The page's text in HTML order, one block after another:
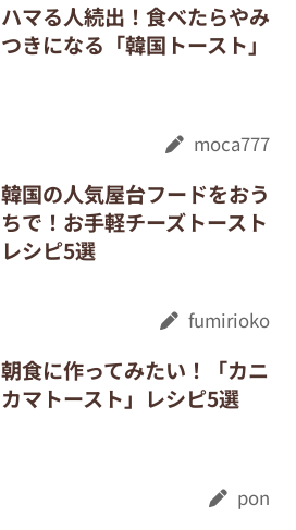
ハマる人続出！食べたらやみ
つきになる「韓国トースト」
moca777
韓国の人気屋台フードをおう
ちで！お手軽チーズトースト
レシピ5選
fumirioko
朝食に作ってみたい！「カニ
カマトースト」レシピ5選
pon